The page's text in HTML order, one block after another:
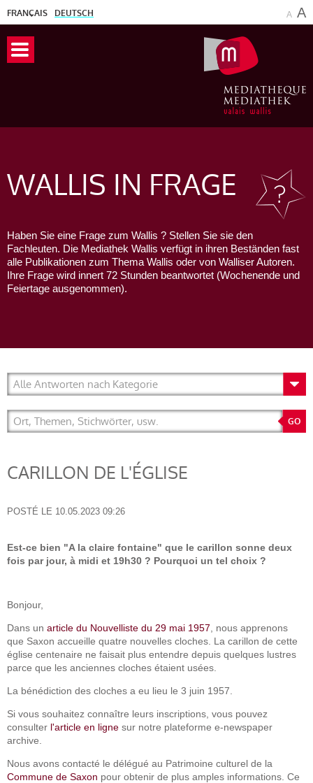
FRANÇAIS DEUTSCH A A
WALLIS IN FRAGE
Haben Sie eine Frage zum Wallis ? Stellen Sie sie den
Fachleuten. Die Mediathek Wallis verfügt in ihren Beständen fast
alle Publikationen zum Thema Wallis oder von Walliser Autoren.
Ihre Frage wird innert 72 Stunden beantwortet (Wochenende und
Feiertage ausgenommen).
CARILLON DE L'ÉGLISE
POSTÉ LE 10.05.2023 09:26
Est-ce bien "A la claire fontaine" que le carillon sonne deux
fois par jour, à midi et 19h30 ? Pourquoi un tel choix ?
Bonjour,
Dans un article du Nouvelliste du 29 mai 1957 , nous apprenons
que Saxon accueille quatre nouvelles cloches. La carillon de cette
église centenaire ne faisait plus entendre depuis quelques lustres
parce que les anciennes cloches étaient usées.
La bénédiction des cloches a eu lieu le 3 juin 1957.
Si vous souhaitez connaître leurs inscriptions, vous pouvez
consulter l'article en ligne sur notre plateforme e-newspaper
archive.
Nous avons contacté le délégué au Patrimoine culturel de la
Commune de Saxon pour obtenir de plus amples informations. Ce